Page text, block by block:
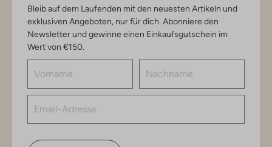
Bleib auf dem Laufenden mit den neuesten Artikeln und
exklusiven Angeboten, nur für dich. Abonniere den
Newsletter und gewinne einen Einkaufsgutschein im
Wert von €150.